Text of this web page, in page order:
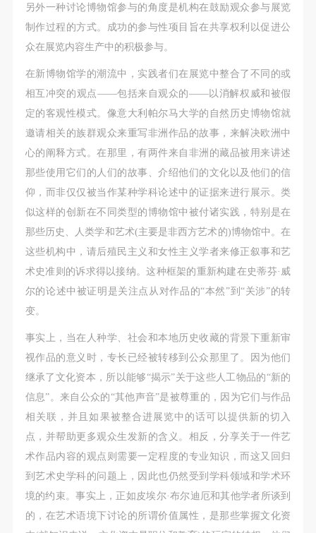
另外一种讨论博物馆参与的角度是机构在鼓励观众参与展览
制作过程的方式。成功的参与性项目旨在共享权利以促进公
众在展览内容生产中的积极参与。
在新博物馆学的潮流中，实践者们在展览中整合了不同的或
相互冲突的观点——包括来自观众的——以消解权威和被假
定的客观性模式。像意大利帕尔马大学的自然历史博物馆就
邀请相关的族群观众来重写非洲作品的故事，来解决欧洲中
心的阐释方式。在那里，有两件来自非洲的藏品被用来讲述
那些使用它们的人们的故事、介绍他们的文化以及他们的信
仰，而非仅仅被当作某种学科论述中的证据来进行展示。类
似这样的创新在不同类型的博物馆中被付诸实践，特别是在
那些历史、人类学和艺术(主要是非西方艺术的)博物馆中。在
这些机构中，请后殖民主义和女性主义学者来修正叙事和艺
术史准则的诉求得以接纳。这种框架的重新构建在史蒂芬·威
尔的论述中被证明是关注点从对作品的“本然”到“关涉”的转
变。
事实上，当在人种学、社会和本地历史收藏的背景下重新审
视作品的意义时，专长已经被转移到公众那里了。因为他们
继承了文化资本，所以能够“揭示”关于这些人工物品的“新的
信息”。来自公众的“其他声音”是被尊重的，因为它们与作品
相关联，并且如果被整合进展览中的话可以提供新的切入
点，并帮助更多观众生发新的含义。相反，分享关于一件艺
术作品内容的观点则需要一定程度的专业知识，而这又回归
到艺术史学科的问题上，因此也仍然受到学科领域和学术环
境的约束。事实上，正如皮埃尔·布尔迪厄和其他学者所谈到
的，在艺术语境下讨论的所谓价值属性，是那些掌握文化资